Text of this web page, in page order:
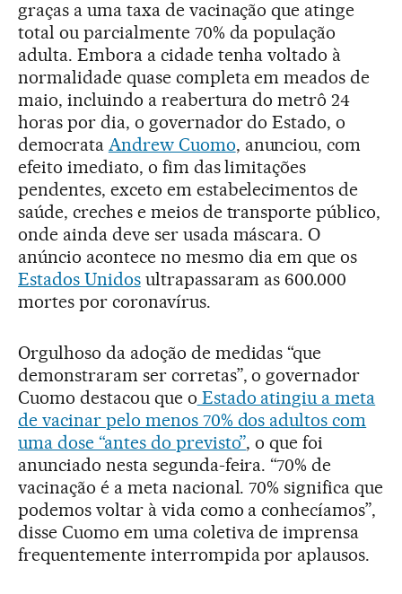
graças a uma taxa de vacinação que atinge
total ou parcialmente 70% da população
adulta. Embora a cidade tenha voltado à
normalidade quase completa em meados de
maio, incluindo a reabertura do metrô 24
horas por dia, o governador do Estado, o
democrata Andrew Cuomo, anunciou, com
efeito imediato, o fim das limitações
pendentes, exceto em estabelecimentos de
saúde, creches e meios de transporte público,
onde ainda deve ser usada máscara. O
anúncio acontece no mesmo dia em que os
Estados Unidosultrapassaram as 600.000
mortes por coronavírus.
Orgulhoso da adoção de medidas “que
demonstraram ser corretas”, o governador
Cuomo destacou que o Estado atingiu a meta
de vacinar pelo menos 70% dos adultos com
uma dose “antes do previsto”, o que foi
anunciado nesta segunda-feira. “70% de
vacinação é a meta nacional. 70% significa que
podemos voltar à vida como a conhecíamos”,
disse Cuomo em uma coletiva de imprensa
frequentemente interrompida por aplausos.